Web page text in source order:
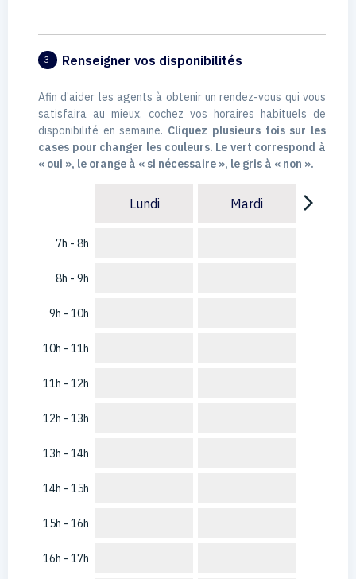
3 Renseigner vos disponibilités
Afin d’aider les agents à obtenir un rendez-vous qui vous
satisfaira au mieux, cochez vos horaires habituels de
disponibilité en semaine. Cliquez plusieurs fois sur les
cases pour changer les couleurs. Le vert correspond à
« oui », le orange à « si nécessaire », le gris à « non ».
7h - 8h
8h - 9h
9h - 10h
10h - 11h
11h - 12h
12h - 13h
13h - 14h
14h - 15h
15h - 16h
16h - 17h
Lundi Mardi arrow_forward_ios